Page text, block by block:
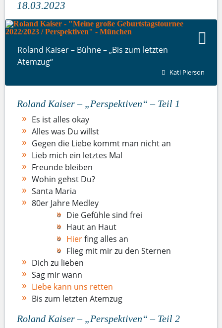
18.03.2023
Roland Kaiser – Bühne – „Bis zum letzten
Atemzug“
Kati Pierson
Roland Kaiser – „Perspektiven“ – Teil 1
Es ist alles okay
Alles was Du willst
Gegen die Liebe kommt man nicht an
Lieb mich ein letztes Mal
Freunde bleiben
Wohin gehst Du?
Santa Maria
80er Jahre Medley
Die Gefühle sind frei
Haut an Haut
Hierfing alles an
Flieg mit mir zu den Sternen
Dich zu lieben
Sag mir wann
Liebe kann uns retten
Bis zum letzten Atemzug
Roland Kaiser – „Perspektiven“ – Teil 2